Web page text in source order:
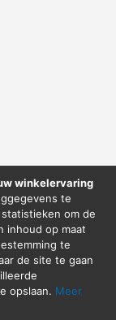
winkelervaring
te
om de
inhoud op maat
te
de site te gaan
opslaan. Meer